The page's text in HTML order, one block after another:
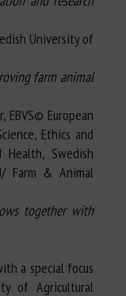
University of
farm animal
EBVS© European
Ethics and
Swedish
Farm & Animal
together with
a special focus
of Agricultural